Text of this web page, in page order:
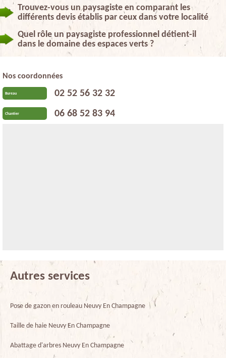
Trouvez-vous un paysagiste en comparant les
différents devis établis par ceux dans votre localité
Quel rôle un paysagiste professionnel détient-il
dans le domaine des espaces verts ?
Nos coordonnées
Bureau 02 52 56 32 32
Chantier 06 68 52 83 94
Autres services
Pose de gazon en rouleau Neuvy En Champagne
Taille de haie Neuvy En Champagne
Abattage d'arbres Neuvy En Champagne